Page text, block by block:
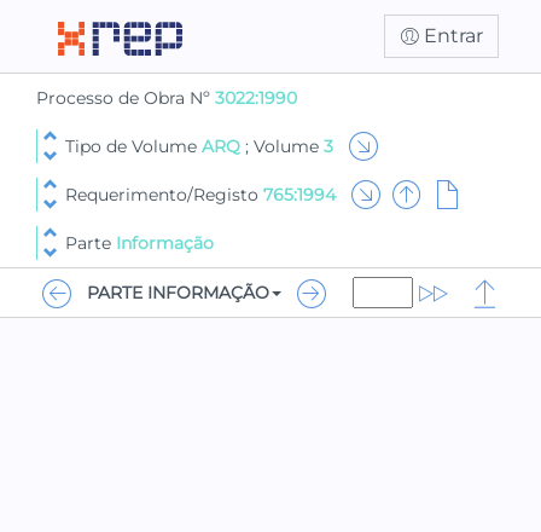
Entrar
Processo de Obra Nº 3022:1990
Tipo de Volume ARQ ; Volume 3
Requerimento/Registo 765:1994
Parte Informação
PARTE INFORMAÇÃO